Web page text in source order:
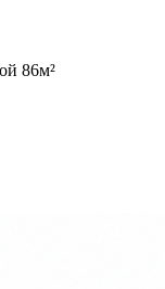
86м²